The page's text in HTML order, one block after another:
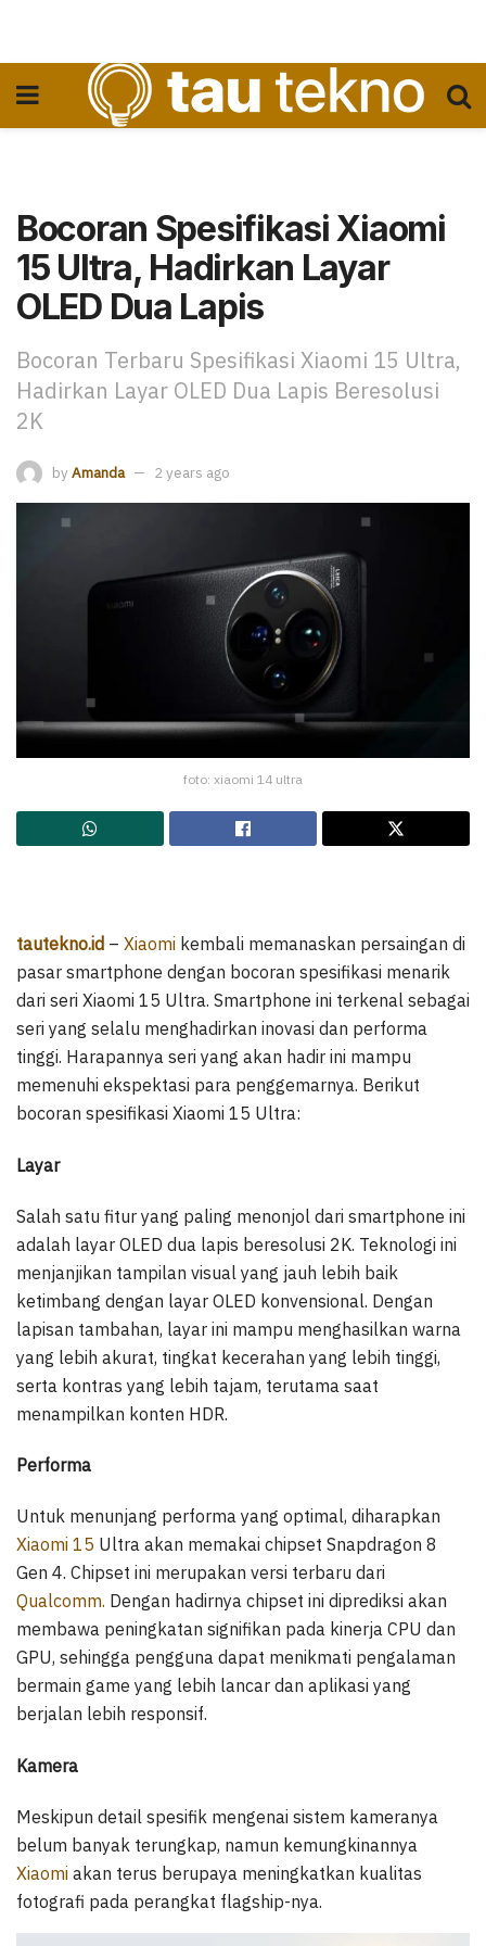
Bocoran Spesifikasi Xiaomi
15 Ultra, Hadirkan Layar
OLED Dua Lapis
Bocoran Terbaru Spesifikasi Xiaomi 15 Ultra,
Hadirkan Layar OLED Dua Lapis Beresolusi
2K
by Amanda 2 years ago
foto: xiaomi 14 ultra
tautekno.id – Xiaomi kembali memanaskan persaingan di
pasar smartphone dengan bocoran spesifikasi menarik
dari seri Xiaomi 15 Ultra. Smartphone ini terkenal sebagai
seri yang selalu menghadirkan inovasi dan performa
tinggi. Harapannya seri yang akan hadir ini mampu
memenuhi ekspektasi para penggemarnya. Berikut
bocoran spesifikasi Xiaomi 15 Ultra:
Layar
Salah satu fitur yang paling menonjol dari smartphone ini
adalah layar OLED dua lapis beresolusi 2K. Teknologi ini
menjanjikan tampilan visual yang jauh lebih baik
ketimbang dengan layar OLED konvensional. Dengan
lapisan tambahan, layar ini mampu menghasilkan warna
yang lebih akurat, tingkat kecerahan yang lebih tinggi,
serta kontras yang lebih tajam, terutama saat
menampilkan konten HDR.
Performa
Untuk menunjang performa yang optimal, diharapkan
Xiaomi 15 Ultra akan memakai chipset Snapdragon 8
Gen 4. Chipset ini merupakan versi terbaru dari
Qualcomm. Dengan hadirnya chipset ini diprediksi akan
membawa peningkatan signifikan pada kinerja CPU dan
GPU, sehingga pengguna dapat menikmati pengalaman
bermain game yang lebih lancar dan aplikasi yang
berjalan lebih responsif.
Kamera
Meskipun detail spesifik mengenai sistem kameranya
belum banyak terungkap, namun kemungkinannya
Xiaomi akan terus berupaya meningkatkan kualitas
fotografi pada perangkat flagship-nya.